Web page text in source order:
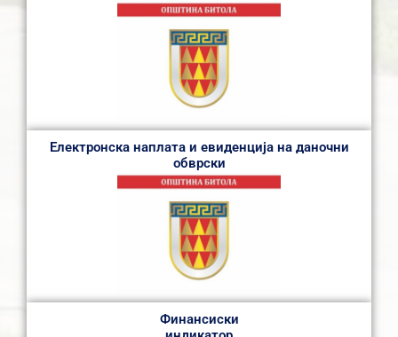
Електронска наплата и евиденција на даночни
обврски
Финансиски